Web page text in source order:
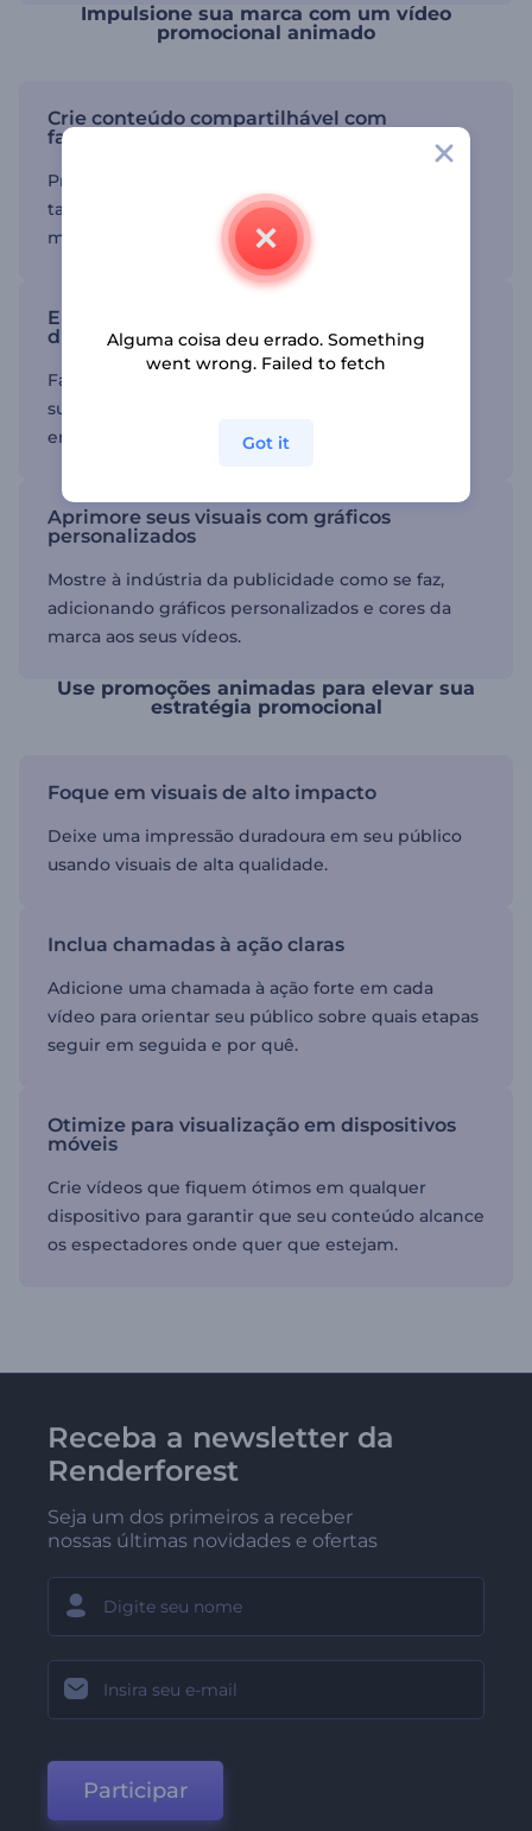
Impulsione sua marca com um vídeo
promocional animado
Crie conteúdo compartilhável com
facilidade
Projete vídeos que não apenas informem, mas
também incentivem seu público a espalhar sua
mensagem.
Engaje os espectadores com transições
dinâmicas
Faça seus vídeos se destacarem com transições
suaves e rápidas para manter os espectadores
envolvidos.
Aprimore seus visuais com gráficos
personalizados
Mostre à indústria da publicidade como se faz,
adicionando gráficos personalizados e cores da
marca aos seus vídeos.
Use promoções animadas para elevar sua
estratégia promocional
Foque em visuais de alto impacto
Deixe uma impressão duradoura em seu público
usando visuais de alta qualidade.
Inclua chamadas à ação claras
Adicione uma chamada à ação forte em cada
vídeo para orientar seu público sobre quais etapas
seguir em seguida e por quê.
Otimize para visualização em dispositivos
móveis
Crie vídeos que fiquem ótimos em qualquer
dispositivo para garantir que seu conteúdo alcance
os espectadores onde quer que estejam.
Receba a newsletter da
Renderforest
Seja um dos primeiros a receber
nossas últimas novidades e ofertas
Participar
Alguma coisa deu errado. Something
went wrong. Failed to fetch
Got it